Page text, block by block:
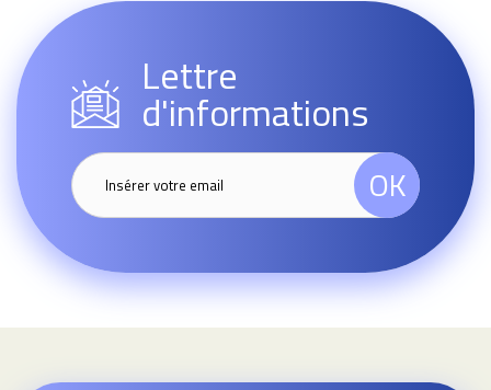
Lettre
d'informations
OK